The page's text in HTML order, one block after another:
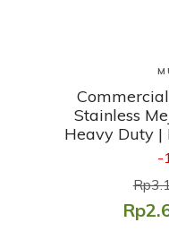
Stainless
Heavy Duty |
-